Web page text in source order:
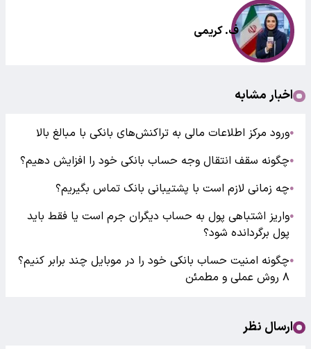
ف. کریمی
اخبار مشابه
●ورود مرکز اطلاعات مالی به تراکنش‌های بانکی با مبالغ بالا
●چگونه سقف انتقال وجه حساب بانکی خود را افزایش دهیم؟
●چه زمانی لازم است با پشتیبانی بانک تماس بگیریم؟
●واریز اشتباهی پول به حساب دیگران جرم است یا فقط باید
پول برگردانده شود؟
●چگونه امنیت حساب بانکی خود را در موبایل چند برابر کنیم؟
۸ روش عملی و مطمئن
ارسال نظر